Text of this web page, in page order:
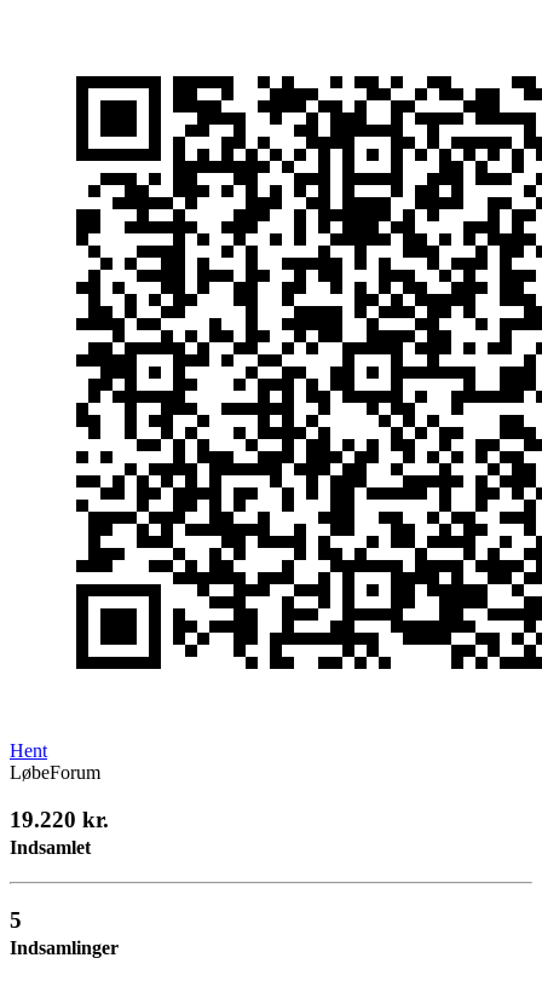
Hent
LøbeForum
19.220 kr.
Indsamlet
5
Indsamlinger